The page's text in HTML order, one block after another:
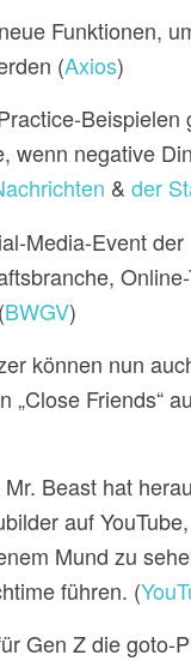
Funktionen,
(Axios)
Beispielen
wenn negative
&der
Media-Event der
BWGV)
können nun
„Close Friends“
Mr. Beast hat
auf
Mund zu
führen. (
Gen Z die goto-